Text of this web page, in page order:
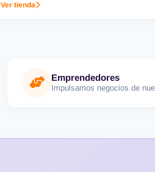
Ver tienda
Emprendedores
Impulsamos negocios de